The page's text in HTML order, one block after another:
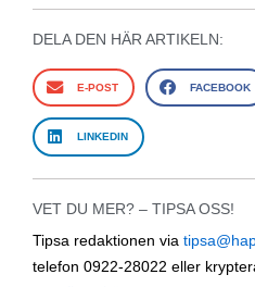
DELA DEN HÄR ARTIKELN:
E-POST FACEBOOK
LINKEDIN
VET DU MER? – TIPSA OSS!
Tipsa redaktionen via
telefon 0922-28022 eller